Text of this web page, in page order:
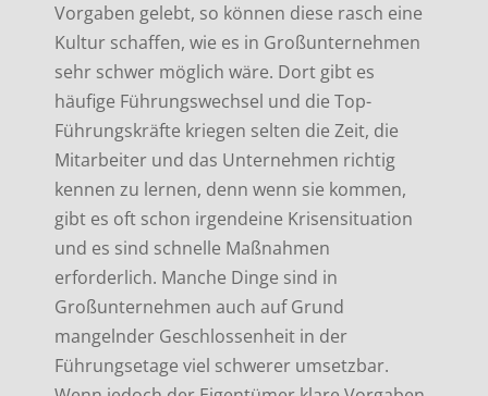
Vorgaben gelebt, so können diese rasch eine
Kultur schaffen, wie es in Großunternehmen
sehr schwer möglich wäre. Dort gibt es
häufige Führungswechsel und die Top-
Führungskräfte kriegen selten die Zeit, die
Mitarbeiter und das Unternehmen richtig
kennen zu lernen, denn wenn sie kommen,
gibt es oft schon irgendeine Krisensituation
und es sind schnelle Maßnahmen
erforderlich. Manche Dinge sind in
Großunternehmen auch auf Grund
mangelnder Geschlossenheit in der
Führungsetage viel schwerer umsetzbar.